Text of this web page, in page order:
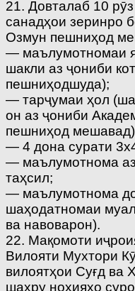
21. Довталаб 10
санадҳои зеринро
Озмун пешниҳод
— маълумотномаи
шакли аз ҷониби
пешниҳодшуда);
— тарҷумаи ҳол
он аз ҷониби
пешниҳод
— 4 дона сурати
— маълумотнома
таҳсил;
— маълумотнома
шаҳодатномаи
ва навоварон).
22. Мақомоти
Вилояти Мухтори
вилоятҳои Суғд ва
шаҳру ноҳияҳо